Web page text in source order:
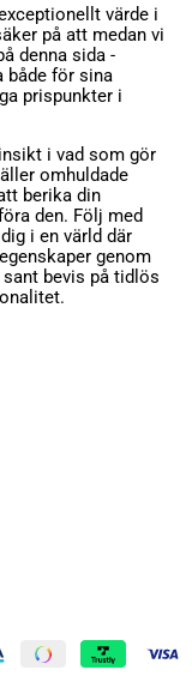
värde i
på att medan vi
denna sida -
både för sina
prispunkter i
i vad som gör
omhuldade
berika din
den. Följ med
i en värld där
genom
bevis på tidlös